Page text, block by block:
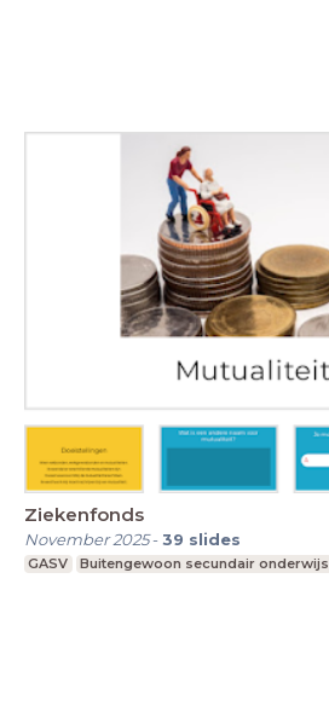
Ziekenfonds
November 2025-39 slides
GASV Buitengewoon secundair onderwijs